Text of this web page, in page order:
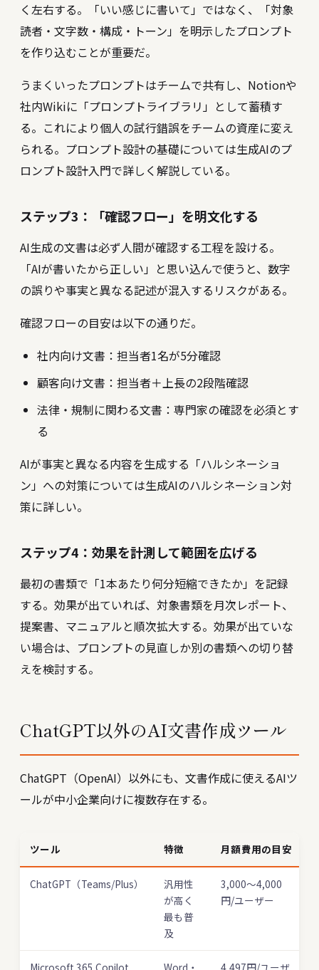
く左右する。「いい感じに書いて」ではなく、「対象
読者・文字数・構成・トーン」を明示したプロンプト
を作り込むことが重要だ。
うまくいったプロンプトはチームで共有し、Notionや
社内Wikiに「プロンプトライブラリ」として蓄積す
る。これにより個人の試行錯誤をチームの資産に変え
られる。プロンプト設計の基礎については生成AIのプ
ロンプト設計入門で詳しく解説している。
ステップ3：「確認フロー」を明文化する
AI生成の文書は必ず人間が確認する工程を設ける。
「AIが書いたから正しい」と思い込んで使うと、数字
の誤りや事実と異なる記述が混入するリスクがある。
確認フローの目安は以下の通りだ。
社内向け文書：担当者1名が5分確認
顧客向け文書：担当者＋上長の2段階確認
法律・規制に関わる文書：専門家の確認を必須とす
る
AIが事実と異なる内容を生成する「ハルシネーショ
ン」への対策については生成AIのハルシネーション対
策に詳しい。
ステップ4：効果を計測して範囲を広げる
最初の書類で「1本あたり何分短縮できたか」を記録
する。効果が出ていれば、対象書類を月次レポート、
提案書、マニュアルと順次拡大する。効果が出ていな
い場合は、プロンプトの見直しか別の書類への切り替
えを検討する。
ChatGPT以外のAI文書作成ツール
ChatGPT（OpenAI）以外にも、文書作成に使えるAIツ
ールが中小企業向けに複数存在する。
ツール 特徴 月額費用の目安
ChatGPT（Teams/Plus）
汎用性
が高く
最も普
及
3,000〜4,000
円/ユーザー
Microsoft 365 Copilot Word・ 4,497円/ユーザ